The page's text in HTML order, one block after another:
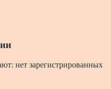
нет зарегистрированных